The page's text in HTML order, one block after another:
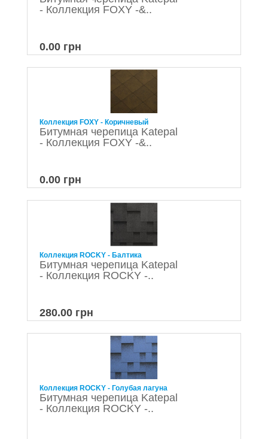
- Коллекция FOXY -&..
0.00 грн
Коллекция FOXY - Коричневый
Битумная черепица Katepal
- Коллекция FOXY -&..
0.00 грн
Коллекция ROCKY - Балтика
Битумная черепица Katepal
- Коллекция ROCKY -..
280.00 грн
Коллекция ROCKY - Голубая лагуна
Битумная черепица Katepal
- Коллекция ROCKY -..